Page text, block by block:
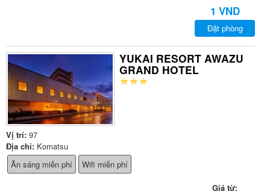
1 VND
Đặt phòng
YUKAI RESORT AWAZU
GRAND HOTEL
Vị trí: 97
Địa chỉ: Komatsu
Ăn sáng miễn phí
Wifi miễn phí
Giá từ: